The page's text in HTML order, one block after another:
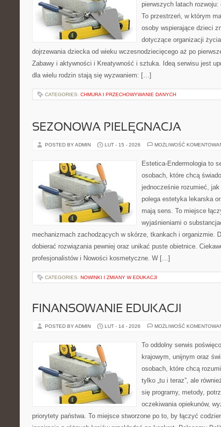
pierwszych latach
To przestrzeń, w którym
osoby wspierające dzieci
dotyczące organizacji
dojrzewania dziecka od wieku wczesnodziecięcego aż po
Zabawy i aktywności i Kreatywność i sztuka. Ideą serwisu jest
dla wielu rodzin stają się wyzwaniem: […]
CATEGORIES: CHMURA I PRZECHOWYWANIE DANYCH
SEZONOWA PIELĘGNACJA
POSTED BY ADMIN LUT - 15 - 2026 MOŻLIWOŚĆ
Estetica-Endermologia to
osobach, które chcą
jednocześnie rozumieć,
polega estetyka lekarska
mają sens. To miejsce
wyjaśnieniami o
mechanizmach zachodzących w skórze, tkankach i organizmie.
dobierać rozwiązania pewniej oraz unikać puste obietnice.
profesjonalistów i Nowości kosmetyczne. W […]
CATEGORIES: NOWINKI I ZMIANY W EDUKACJI
FINANSOWANIE EDUKACJI
POSTED BY ADMIN LUT - 14 - 2026 MOŻLIWOŚĆ
To oddolny serwis
krajowym, unijnym oraz
osobach, które chcą
tylko „tu i teraz”, ale
się programy, metody,
oczekiwania opiekunów,
priorytety państwa. To miejsce stworzone po to, by łączyć